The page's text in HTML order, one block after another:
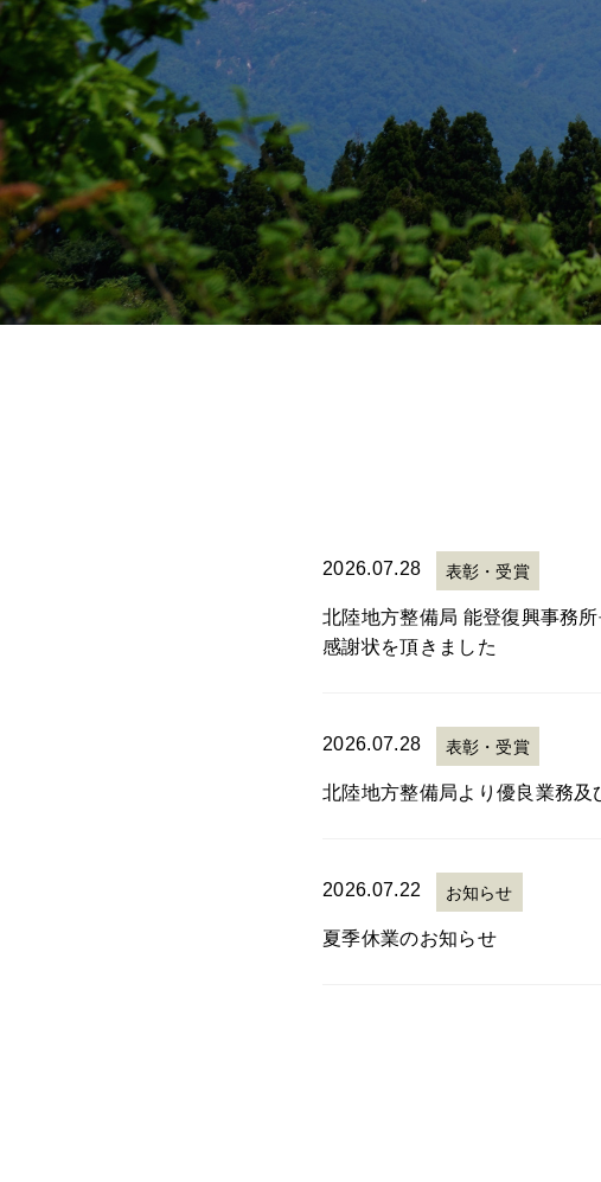
2026.07.28 表彰・受賞
北陸地方整備局 能登復興事務所
感謝状を頂きました
2026.07.28 表彰・受賞
北陸地方整備局より優良業務
2026.07.22 お知らせ
夏季休業のお知らせ